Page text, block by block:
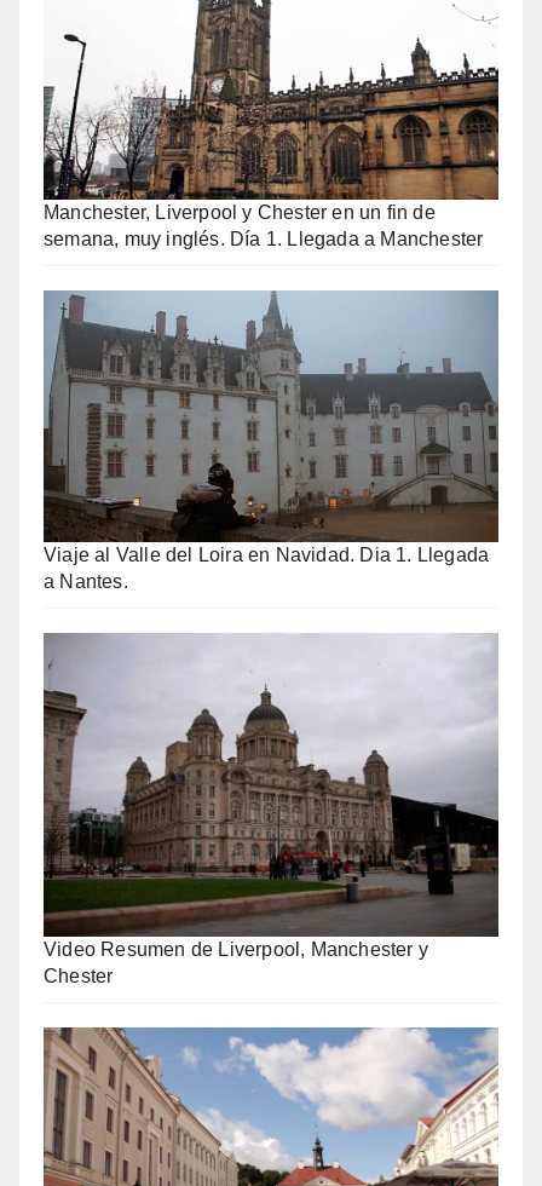
Manchester, Liverpool y Chester en un fin de
semana, muy inglés. Día 1. Llegada a Manchester
Viaje al Valle del Loira en Navidad. Dia 1. Llegada
a Nantes.
Video Resumen de Liverpool, Manchester y
Chester